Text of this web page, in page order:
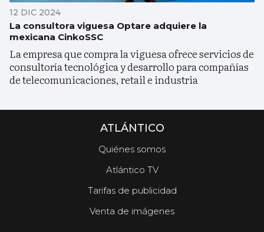
12 DIC 2024
La consultora viguesa Optare adquiere la
mexicana CinkoSSC
La empresa que compra la viguesa ofrece servicios de
consultoría tecnológica y desarrollo para compañías
de telecomunicaciones, retail e industria
ATLÁNTICO
Quiénes somos
Atlántico TV
Tarifas de publicidad
Venta de imágenes